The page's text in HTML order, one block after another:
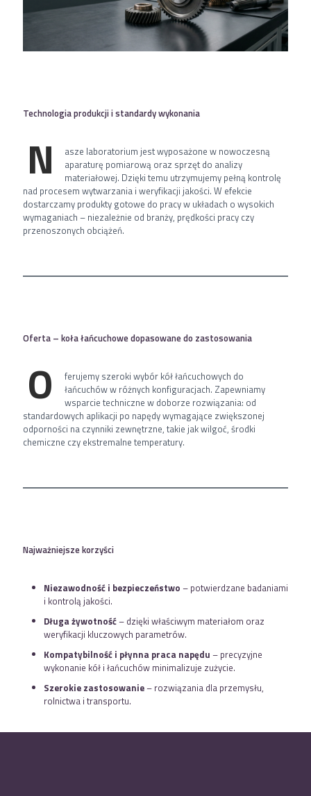
Technologia produkcji i standardy wykonania
N
asze laboratorium jest wyposażone w nowoczesną
aparaturę pomiarową oraz sprzęt do analizy
materiałowej. Dzięki temu utrzymujemy pełną kontrolę
nad procesem wytwarzania i weryfikacji jakości. W efekcie
dostarczamy produkty gotowe do pracy w układach o wysokich
wymaganiach – niezależnie od branży, prędkości pracy czy
przenoszonych obciążeń.
Oferta – koła łańcuchowe dopasowane do zastosowania
O
ferujemy szeroki wybór kół łańcuchowych do
łańcuchów w różnych konfiguracjach. Zapewniamy
wsparcie techniczne w doborze rozwiązania: od
standardowych aplikacji po napędy wymagające zwiększonej
odporności na czynniki zewnętrzne, takie jak wilgoć, środki
chemiczne czy ekstremalne temperatury.
Najważniejsze korzyści
Niezawodność i bezpieczeństwo – potwierdzane badaniami
i kontrolą jakości.
Długa żywotność– dzięki właściwym materiałom oraz
weryfikacji kluczowych parametrów.
Kompatybilność i płynna praca napędu – precyzyjne
wykonanie kół i łańcuchów minimalizuje zużycie.
Szerokie zastosowanie– rozwiązania dla przemysłu,
rolnictwa i transportu.